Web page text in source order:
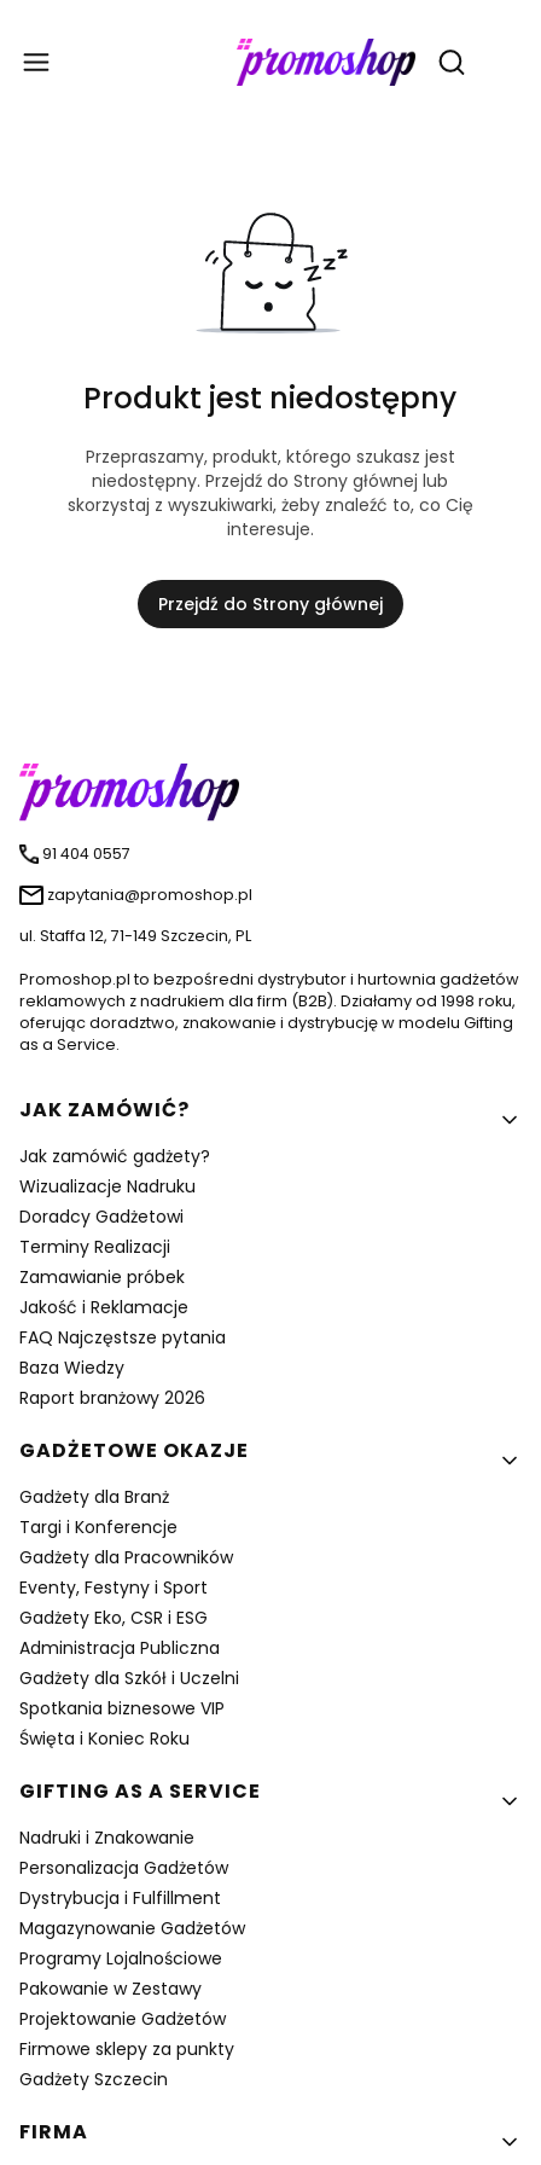
Otwórz
Produkt jest niedostępny
Przepraszamy, produkt, którego szukasz jest
niedostępny. Przejdź do Strony głównej lub
skorzystaj z wyszukiwarki, żeby znaleźć to, co Cię
interesuje.
Przejdź do Strony głównej
91 404 0557
zapytania@promoshop.pl
ul. Staffa 12, 71-149 Szczecin, PL
Promoshop.pl to bezpośredni dystrybutor i hurtownia gadżetów
reklamowych z nadrukiem dla firm (B2B). Działamy od 1998 roku,
oferując doradztwo, znakowanie i dystrybucję w modelu Gifting
as a Service.
Linki w stopce
JAK ZAMÓWIĆ?
Jak zamówić gadżety?
Wizualizacje Nadruku
Doradcy Gadżetowi
Terminy Realizacji
Zamawianie próbek
Jakość i Reklamacje
FAQ Najczęstsze pytania
Baza Wiedzy
Raport branżowy 2026
GADŻETOWE OKAZJE
Gadżety dla Branż
Targi i Konferencje
Gadżety dla Pracowników
Eventy, Festyny i Sport
Gadżety Eko, CSR i ESG
Administracja Publiczna
Gadżety dla Szkół i Uczelni
Spotkania biznesowe VIP
Święta i Koniec Roku
GIFTING AS A SERVICE
Nadruki i Znakowanie
Personalizacja Gadżetów
Dystrybucja i Fulfillment
Magazynowanie Gadżetów
Programy Lojalnościowe
Pakowanie w Zestawy
Projektowanie Gadżetów
Firmowe sklepy za punkty
Gadżety Szczecin
FIRMA